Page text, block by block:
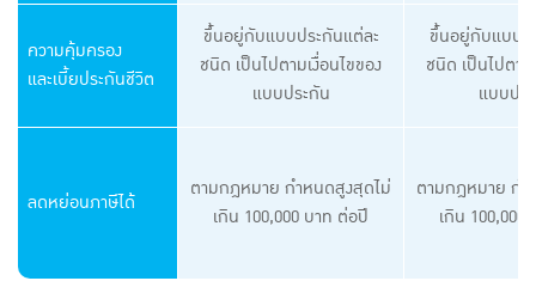
ความคุ้มครอง
และเบี้ยประกันชีวิต
ขึ้นอยู่กับแบบประกันแต่ละ
ชนิด เป็นไปตามเงื่อนไขของ
แบบประกัน
ขึ้นอยู่กับแบบป
ชนิด เป็นไปตาม
แบบปร
ลดหย่อนภาษีได้
ตามกฎหมาย กําหนดสูงสุดไม่
เกิน 100,000 บาท ต่อปี
ตามกฎหมาย กํ
เกิน